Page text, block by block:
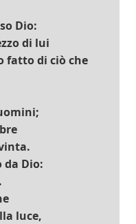
Dio:
di lui
fatto di ciò che
da Dio:
luce,